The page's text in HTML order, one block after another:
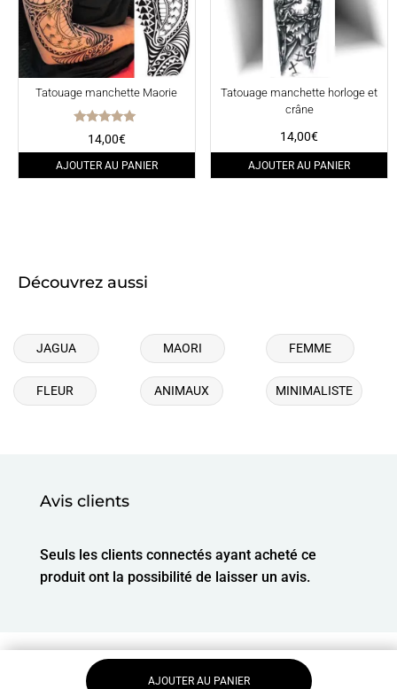
Tatouage manchette Maorie
Note
5.00
sur 5
14,00€
AJOUTER AU PANIER
Tatouage manchette horloge et
crâne
14,00€
AJOUTER AU PANIER
Découvrez aussi
JAGUA MAORI FEMME
FLEUR ANIMAUX MINIMALISTE
Avis clients
Seuls les clients connectés ayant acheté ce
produit ont la possibilité de laisser un avis.
AJOUTER AU PANIER